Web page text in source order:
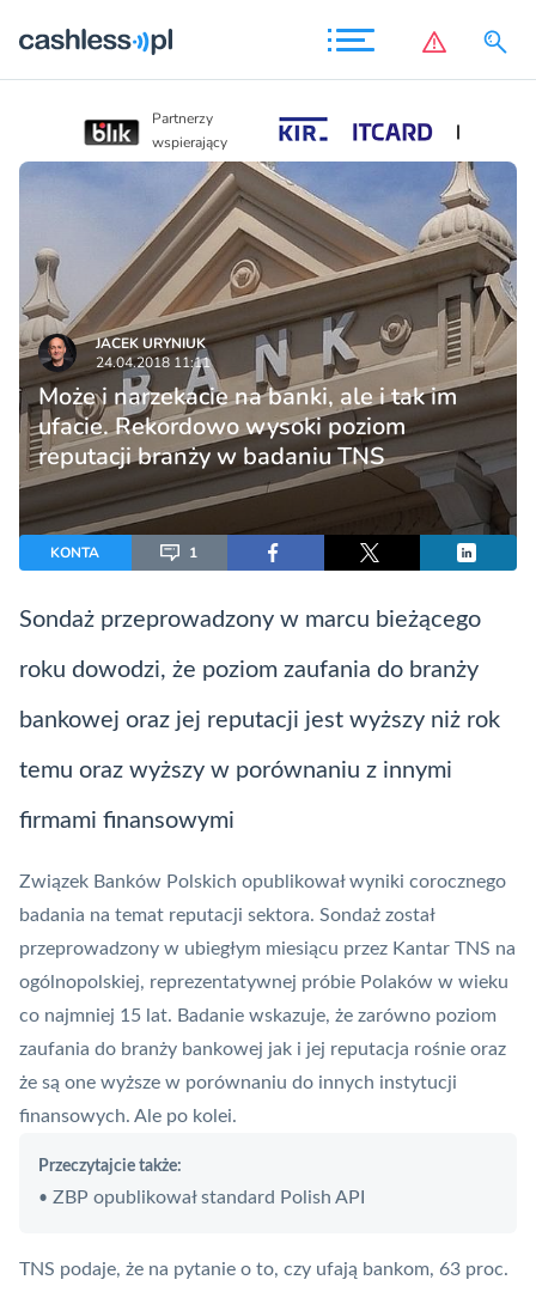
Partnerzy
wspierający
JACEK URYNIUK
24.04.2018 11:11
Może i narzekacie na banki, ale i tak im
ufacie. Rekordowo wysoki poziom
reputacji branży w badaniu TNS
KONTA 1
Sondaż przeprowadzony w marcu bieżącego
roku dowodzi, że poziom zaufania do branży
bankowej oraz jej reputacji jest wyższy niż rok
temu oraz wyższy w porównaniu z innymi
firmami finansowymi
Związek Banków Polskich opublikował wyniki corocznego
badania na temat reputacji sektora. Sondaż został
przeprowadzony w ubiegłym miesiącu przez Kantar TNS na
ogólnopolskiej, reprezentatywnej próbie Polaków w wieku
co najmniej 15 lat. Badanie wskazuje, że zarówno poziom
zaufania do branży bankowej jak i jej reputacja rośnie oraz
że są one wyższe w porównaniu do innych instytucji
finansowych. Ale po kolei.
Przeczytajcie także:
• ZBP opublikował standard Polish API
TNS podaje, że na pytanie o to, czy ufają bankom, 63 proc.